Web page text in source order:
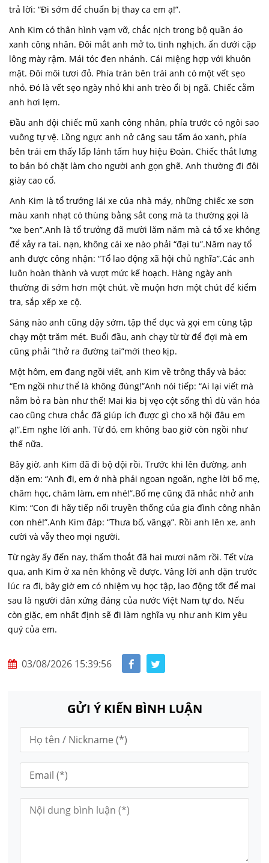
trả lời: “Đi sớm để chuẩn bị thay ca em ạ!”.
Anh Kim có thân hình vạm vỡ, chắc nịch trong bộ quần áo
xanh công nhân. Đôi mắt anh mở to, tinh nghịch, ẩn dưới cặp
lông mày rậm. Mái tóc đen nhánh. Cái miệng hợp với khuôn
mặt. Đôi môi tươi đỏ. Phía trán bên trái anh có một vết sẹo
nhỏ. Đó là vết sẹo ngày nhỏ khi anh trèo ổi bị ngã. Chiếc cằm
anh hơi lẹm.
Đầu anh đội chiếc mũ xanh công nhân, phía trước có ngôi sao
vuông tự vệ. Lồng ngực anh nở căng sau tấm áo xanh, phía
bên trái em thấy lấp lánh tấm huy hiệu Đoàn. Chiếc thắt lưng
to bản bó chặt làm cho người anh gọn ghẽ. Anh thường đi đôi
giày cao cổ.
Anh Kim là tổ trưởng lái xe của nhà máy, những chiếc xe sơn
màu xanh nhạt có thùng bằng sắt cong mà ta thường gọi là
“xe ben”.Anh là tổ trưởng đã mười lăm năm mà cả tổ xe không
để xảy ra tai. nạn, không cái xe nào phải “đại tu”.Năm nay tổ
anh được công nhận: “Tổ lao động xã hội chủ nghĩa”.Các anh
luôn hoàn thành và vượt mức kế hoạch. Hàng ngày anh
thường đi sớm hơn một chút, về muộn hơn một chút để kiểm
tra, sắp xếp xe cộ.
Sáng nào anh cũng dậy sớm, tập thể dục và gọi em cùng tập
chạy một trăm mét. Buổi đầu, anh chạy từ từ để đợi mà em
cũng phải “thở ra đường tai”mới theo kịp.
Một hôm, em đang ngồi viết, anh Kim về trông thấy và bảo:
“Em ngồi như thể là không đúng!”Anh nói tiếp: “Ai lại viết mà
nằm bỏ ra bàn như thế! Mai kia bị vẹo cột sống thì dù văn hóa
cao cũng chưa chắc đã giúp ích được gì cho xã hội đâu em
ạ!”.Em nghe lời anh. Từ đó, em không bao giờ còn ngồi như
thế nữa.
Bây giờ, anh Kim đã đi bộ dội rồi. Trước khi lên đường, anh
dặn em: “Anh đi, em ở nhà phải ngoan ngoãn, nghe lời bố mẹ,
chăm học, chăm làm, em nhé!”.Bố mẹ cũng đã nhắc nhở anh
Kim: “Con đi hãy tiếp nối truyền thống của gia đình công nhân
con nhé!”.Anh Kim đáp: “Thưa bố, vângạ”. Rồi anh lên xe, anh
cười và vẫy theo mọi người.
Từ ngày ấy đến nay, thấm thoắt đã hai mươi năm rồi. Tết vừa
qua, anh Kim ở xa nên không về được. Vâng lời anh dặn trước
lúc ra đi, bây giờ em có nhiệm vụ học tập, lao động tốt để mai
sau là người dân xứng đáng của nước Việt Nam tự do. Nếu
còn giặc, em nhất định sẽ đi làm nghĩa vụ như anh Kim yêu
quý của em.
03/08/2026 15:39:56
GỬI Ý KIẾN BÌNH LUẬN